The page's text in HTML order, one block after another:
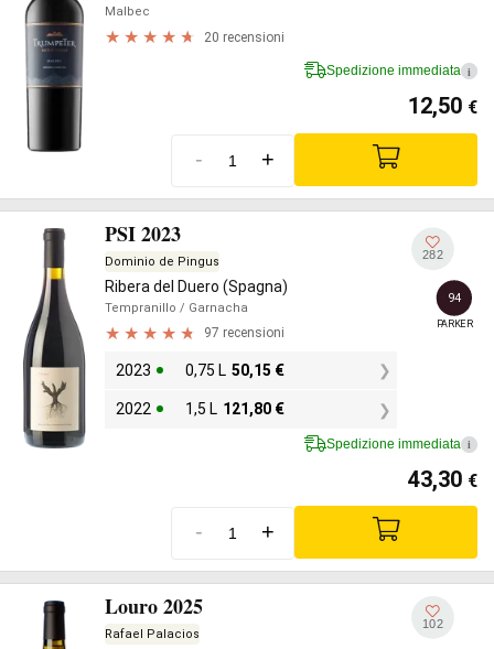
Malbec
20 recensioni
Spedizione immediata i
12,50 €
- +
PSI 2023
Dominio de Pingus
Ribera del Duero (Spagna)
Tempranillo / Garnacha
97 recensioni
2023 0,75 L 50,15 €
2022 1,5 L 121,80 €
282
94
PARKER
Spedizione immediata i
43,30 €
- +
Louro 2025
Rafael Palacios
102